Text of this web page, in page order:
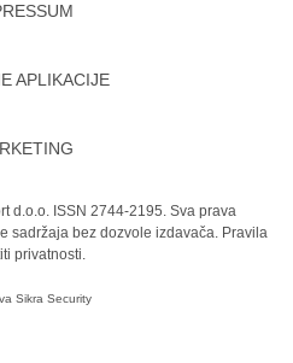
APLIKACIJE
d.o.o. ISSN 2744-2195. Sva prava
sadržaja bez dozvole izdavača. Pravila
privatnosti.
Sikra Security